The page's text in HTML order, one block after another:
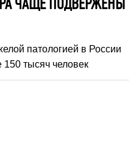
ЧАЩЕ ПОДВЕРЖЕНЫ
патологией в России
150 тысяч человек